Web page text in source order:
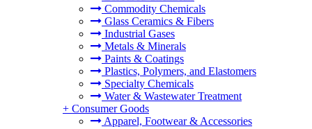
Commodity Chemicals
Glass Ceramics & Fibers
Industrial Gases
Metals & Minerals
Paints & Coatings
Plastics, Polymers, and Elastomers
Specialty Chemicals
Water & Wastewater Treatment
+ Consumer Goods
Apparel, Footwear & Accessories